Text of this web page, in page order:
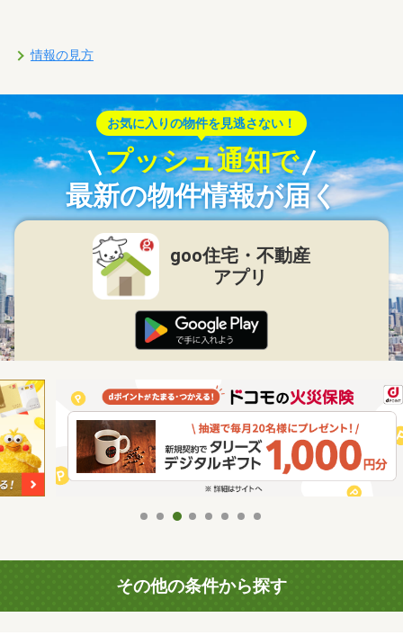
情報の見方
お気に入りの物件を見逃さない！
プッシュ通知で
最新の物件情報が届く
goo住宅・不動産
アプリ
その他の条件から探す